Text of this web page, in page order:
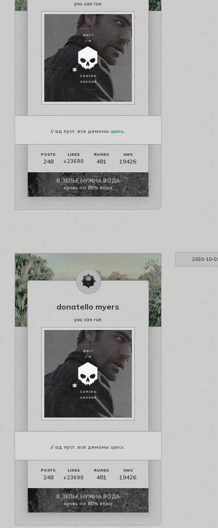
you can run
// ад пуст. все демоны здесь
248 +23690 481 19426
В ЗЕЛЬЕ НУЖНА ВОДА
кровь на 80% вода
2020-10-
donatello myers
you can run
// ад пуст. все демоны здесь.
248 +23690 481 19426
В ЗЕЛЬЕ НУЖНА ВОДА
кровь на 80% вода